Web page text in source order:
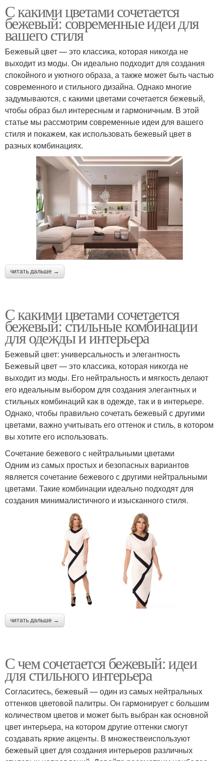
С какими цветами сочетается
бежевый: современные идеи для
вашего стиля
Бежевый цвет — это классика, которая никогда не
выходит из моды. Он идеально подходит для создания
спокойного и уютного образа, а также может быть частью
современного и стильного дизайна. Однако многие
задумываются, с какими цветами сочетается бежевый,
чтобы образ был интересным и гармоничным. В этой
статье мы рассмотрим современные идеи для вашего
стиля и покажем, как использовать бежевый цвет в
разных комбинациях.
читать дальше →
С какими цветами сочетается
бежевый: стильные комбинации
для одежды и интерьера
Бежевый цвет: универсальность и элегантность
Бежевый цвет — это классика, которая никогда не
выходит из моды. Его нейтральность и мягкость делают
его идеальным выбором для создания элегантных и
стильных комбинаций как в одежде, так и в интерьере.
Однако, чтобы правильно сочетать бежевый с другими
цветами, важно учитывать его оттенок и стиль, в котором
вы хотите его использовать.
Сочетание бежевого с нейтральными цветами
Одним из самых простых и безопасных вариантов
является сочетание бежевого с другими нейтральными
цветами. Такие комбинации идеально подходят для
создания минималистичного и изысканного стиля.
читать дальше →
С чем сочетается бежевый: идеи
для стильного интерьера
Согласитесь, бежевый — один из самых нейтральных
оттенков цветовой палитры. Он гармонирует с большим
количеством цветов и может быть выбран как основной
цвет интерьера, на котором другие оттенки смогут
создавать яркие акценты. В множествеиспользуют
бежевый цвет для создания интерьеров различных